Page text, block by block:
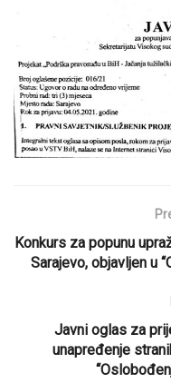
Konkurs za popunu
Sarajevo, objavljen u
Javni oglas za
unapređenje